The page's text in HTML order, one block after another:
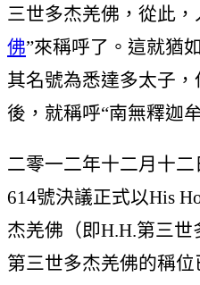
三世多杰羌佛，從此，
佛”來稱呼了。這就猶
其名號為悉達多太子
後，就稱呼“南無釋迦
二零一二年十二月十
614號決議正式以His
杰羌佛（即H.H.第三
第三世多杰羌佛的稱位